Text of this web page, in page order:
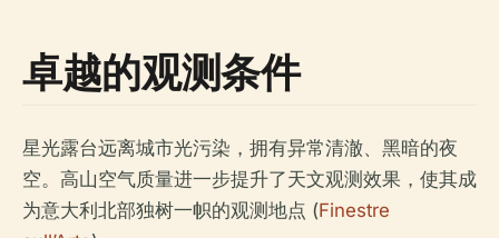
卓越的观测条件
星光露台远离城市光污染，拥有异常清澈、黑暗的夜
空。高山空气质量进一步提升了天文观测效果，使其成
为意大利北部独树一帜的观测地点 (Finestre